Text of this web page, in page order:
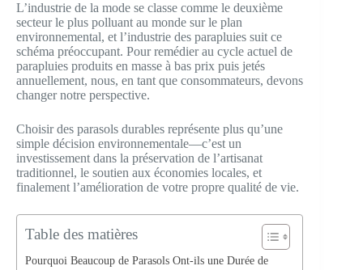
L’industrie de la mode se classe comme le deuxième
secteur le plus polluant au monde sur le plan
environnemental, et l’industrie des parapluies suit ce
schéma préoccupant. Pour remédier au cycle actuel de
parapluies produits en masse à bas prix puis jetés
annuellement, nous, en tant que consommateurs, devons
changer notre perspective.
Choisir des parasols durables représente plus qu’une
simple décision environnementale—c’est un
investissement dans la préservation de l’artisanat
traditionnel, le soutien aux économies locales, et
finalement l’amélioration de votre propre qualité de vie.
Table des matières
Pourquoi Beaucoup de Parasols Ont-ils une Durée de